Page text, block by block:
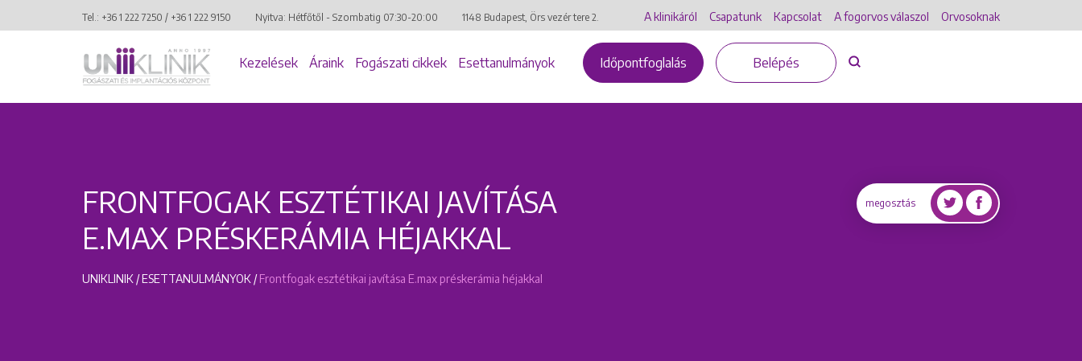
Tel.: +36 1 222 7250 / +36 1 222 9150 Nyitva: Hétfőtől - Szombatig 07:30-20:00 1148 Budapest, Örs vezér tere 2. A klinikáról Csapatunk Kapcsolat A fogorvos válaszol Orvosoknak
Kezelések Áraink Fogászati cikkek Esettanulmányok Időpontfoglalás Belépés
FRONTFOGAK ESZTÉTIKAI JAVÍTÁSA
E.MAX PRÉSKERÁMIA HÉJAKKAL
UNIKLINIK /ESETTANULMÁNYOK /Frontfogak esztétikai javítása E.max préskerámia héjakkal
megosztás